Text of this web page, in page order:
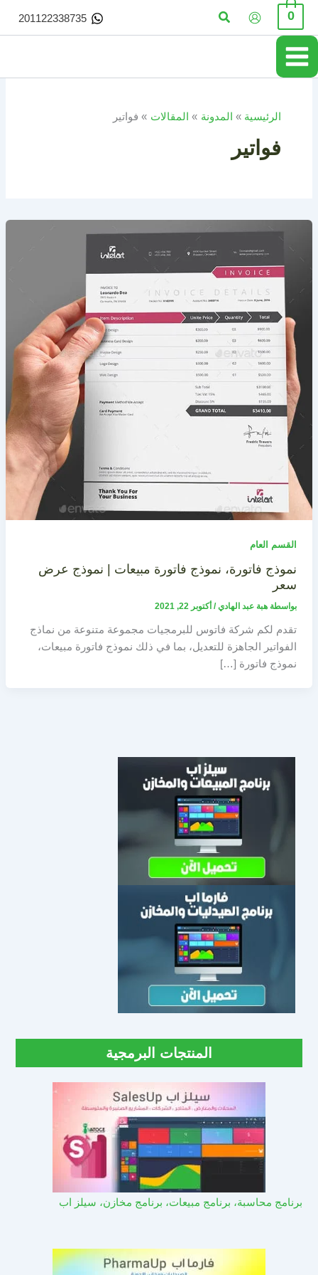
تخطي
المحتوى
0 البحث 201122338735
الرئيسية المدونة المقالات فواتير
فواتير
القسم العام
نموذج فاتورة، نموذج فاتورة مبيعات | نموذج عرض
سعر
بواسطة هبة عبد الهادي/ أكتوبر 22, 2021
تقدم لكم شركة فاتوس للبرمجيات مجموعة متنوعة من نماذج
الفواتير الجاهزة للتعديل، بما في ذلك نموذج فاتورة مبيعات،
نموذج فاتورة […]
المنتجات البرمجية
برنامج محاسبة، برنامج مبيعات، برنامج مخازن، سيلز اب